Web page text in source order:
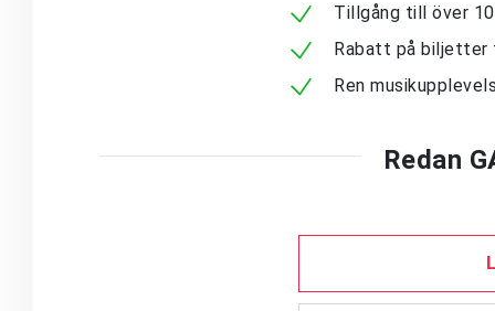
Tillgång till över
Rabatt på
Ren
Redan